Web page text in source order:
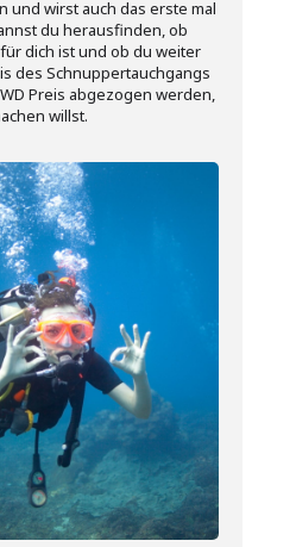
und wirst auch das erste mal
du herausfinden, ob
dich ist und ob du weiter
des Schnuppertauchgangs
Preis abgezogen werden,
willst.